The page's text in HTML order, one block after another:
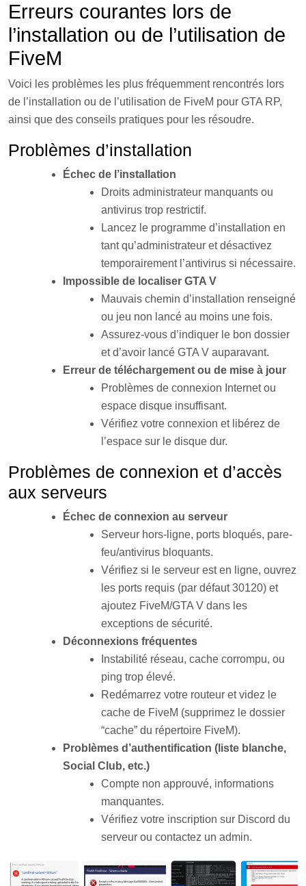
Erreurs courantes lors de
l’installation ou de l’utilisation de
FiveM
Voici les problèmes les plus fréquemment rencontrés lors
de l’installation ou de l’utilisation de FiveM pour GTA RP,
ainsi que des conseils pratiques pour les résoudre.
Problèmes d’installation
Échec de l’installation
Droits administrateur manquants ou
antivirus trop restrictif.
Lancez le programme d’installation en
tant qu’administrateur et désactivez
temporairement l’antivirus si nécessaire.
Impossible de localiser GTA V
Mauvais chemin d’installation renseigné
ou jeu non lancé au moins une fois.
Assurez-vous d’indiquer le bon dossier
et d’avoir lancé GTA V auparavant.
Erreur de téléchargement ou de mise à jour
Problèmes de connexion Internet ou
espace disque insuffisant.
Vérifiez votre connexion et libérez de
l’espace sur le disque dur.
Problèmes de connexion et d’accès
aux serveurs
Échec de connexion au serveur
Serveur hors-ligne, ports bloqués, pare-
feu/antivirus bloquants.
Vérifiez si le serveur est en ligne, ouvrez
les ports requis (par défaut 30120) et
ajoutez FiveM/GTA V dans les
exceptions de sécurité.
Déconnexions fréquentes
Instabilité réseau, cache corrompu, ou
ping trop élevé.
Redémarrez votre routeur et videz le
cache de FiveM (supprimez le dossier
“cache” du répertoire FiveM).
Problèmes d’authentification (liste blanche,
Social Club, etc.)
Compte non approuvé, informations
manquantes.
Vérifiez votre inscription sur Discord du
serveur ou contactez un admin.